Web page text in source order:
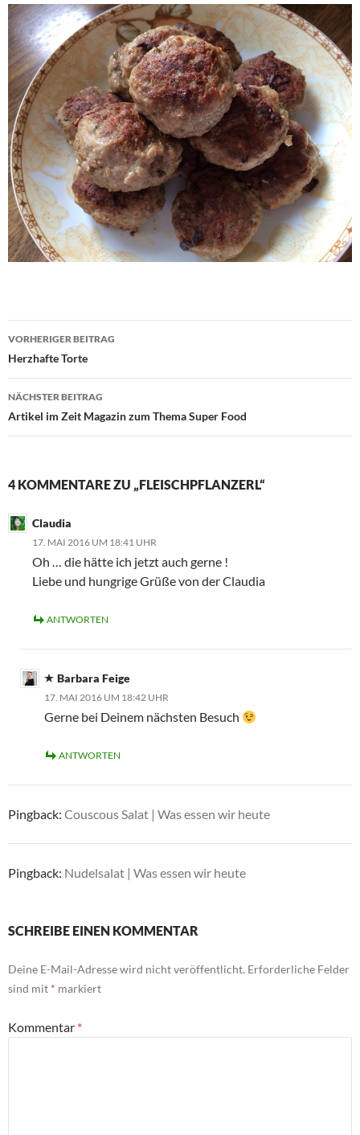
Beitragsnavigation
VORHERIGER BEITRAG
Herzhafte Torte
NÄCHSTER BEITRAG
Artikel im Zeit Magazin zum Thema Super Food
4 KOMMENTARE ZU „FLEISCHPFLANZERL“
Claudia
17. MAI 2016 UM 18:41 UHR
Oh … die hätte ich jetzt auch gerne !
Liebe und hungrige Grüße von der Claudia
ANTWORTEN
Barbara Feige
17. MAI 2016 UM 18:42 UHR
Gerne bei Deinem nächsten Besuch
ANTWORTEN
Pingback: Couscous Salat | Was essen wir heute
Pingback: Nudelsalat | Was essen wir heute
SCHREIBE EINEN KOMMENTAR
Deine E-Mail-Adresse wird nicht veröffentlicht. Erforderliche Felder
sind mit * markiert
Kommentar *